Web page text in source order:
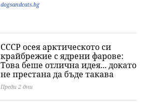
dogsandcats.bg
СССР осея арктическото си
крайбрежие с ядрени фарове:
Това беше отлична идея... докато
не престана да бъде такава
Преди 2 дни